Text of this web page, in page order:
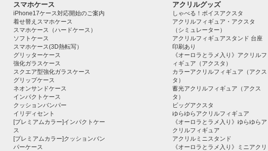
スマホケース
iPhone17ケース対応開始のご案内
着せ替えスマホケース
スマホケース（ハードケース）
ソフトケース
スマホケース(3D熱転写）
グリッターケース
強化ガラスケース
スクエア型強化ガラスケース
グリップケース
ネオンサンドケース
インパクトケース
クッションバンパー
イリディセント
[プレミアムカラー]インパクトケー
ス
[プレミアムカラー]クッションバン
パーケース
アクリルグッズ
しゃべる！ボイスアクスタ
アクリルフィギュア・アクスタ
（シミュレーター）
アクリルフィギュアスタンド 台座
印刷あり
《オーロラとラメ入り》アクリルフ
ィギュア（アクスタ）
カラーアクリルフィギュア（アクス
タ）
蓄光アクリルフィギュア（アクス
タ）
ビッグアクスタ
ゆらゆらアクリルフィギュア
《オーロラとラメ入り》ゆらゆらア
クリルフィギュア
アクリルミニスタンド
《オーロラとラメ入り》ミニアクリ